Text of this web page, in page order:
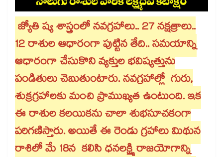
జ్యోతి ష్య శాస్త్రంలో నవగ్రహాలు.. 27 నక్షత్రాలు..
12 రాశుల ఆధారంగా పుట్టిన తేది.. సమయాన్ని
ఆధారంగా చేసుకొని వ్యక్తుల భవిష్యత్తును
పండితులు చెబుతుంటారు. నవగ్రహాల్లో గురు,
శుక్రగ్రహాలకు మంచి ప్రాముఖ్యత ఉంటుంది. ఇక
ఈ రాశుల కలయికను చాలా శుభసూచకంగా
పరిగణిస్తారు. అయితే ఈ రెండు గ్రహాలు మిథున
రాశిలో మే 18న కలిసి ధనలక్ష్మి రాజయోగాన్ని